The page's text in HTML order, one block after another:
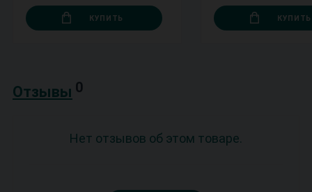
КУПИТЬ КУПИТЬ
Отзывы 0
Нет отзывов об этом товаре.